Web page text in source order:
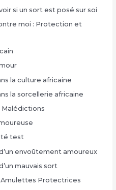
si un sort est posé sur soi
moi : Protection et
la culture africaine
la sorcellerie africaine
test
envoûtement amoureux
mauvais sort
Amulettes Protectrices